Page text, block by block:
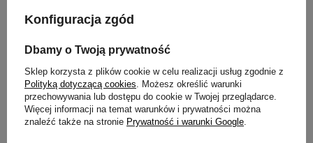
Konfiguracja zgód
Dbamy o Twoją prywatność
Sklep korzysta z plików cookie w celu realizacji usług zgodnie z
Polityką dotyczącą cookies. Możesz określić warunki
przechowywania lub dostępu do cookie w Twojej przeglądarce.
Więcej informacji na temat warunków i prywatności można
znaleźć także na stronie Prywatność i warunki Google.